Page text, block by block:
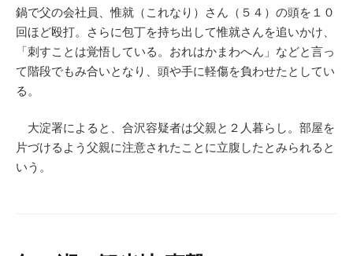
鍋で父の会社員、惟就（これなり）さん（５４）の頭を１０
回ほど殴打。さらに包丁を持ち出して惟就さんを追いかけ、
「刺すことは覚悟している。おれはかまわへん」などと言っ
て階段でもみ合いとなり、頭や手に軽傷を負わせたとしてい
る。
大淀署によると、合沢容疑者は父親と２人暮らし。部屋を
片づけるよう父親に注意されたことに立腹したとみられると
いう。